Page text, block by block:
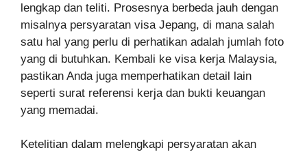
lengkap dan teliti. Prosesnya berbeda jauh dengan
misalnya persyaratan visa Jepang, di mana salah
satu hal yang perlu di perhatikan adalah jumlah foto
yang di butuhkan. Kembali ke visa kerja Malaysia,
pastikan Anda juga memperhatikan detail lain
seperti surat referensi kerja dan bukti keuangan
yang memadai.
Ketelitian dalam melengkapi persyaratan akan